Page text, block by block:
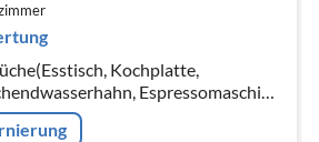
Kochplatte,
Espressomaschine,
Kühl-/Gefrierkombination)